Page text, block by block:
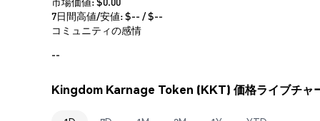
7日間高値/安値: $-- / $--
コミュニティの感情
--
Kingdom Karnage Token (KKT) 価格ライブチャ